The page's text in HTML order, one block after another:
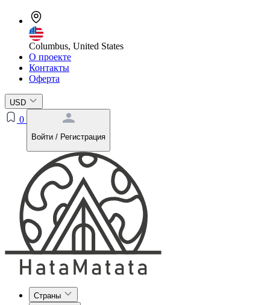
Columbus, United States
О проекте
Контакты
Оферта
USD
0
Войти / Регистрация
Страны